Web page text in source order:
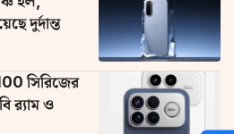
দুর্দান্ত
সিরিজের
র‌্যাম ও